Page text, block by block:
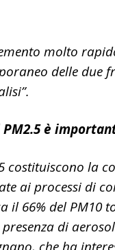
molto
delle
è
costituiscono la
ai processi di
il 66% del PM10
di